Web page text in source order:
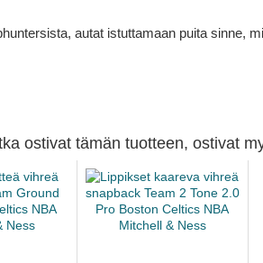
autat istuttamaan puita sinne,
ostivat tämän tuotteen, ostivat